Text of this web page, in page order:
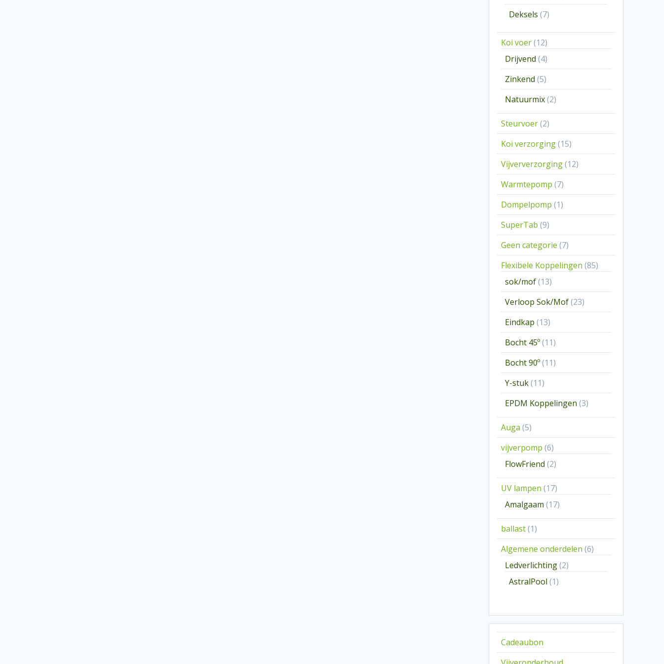
producten
Deksels 77
Koi voer 1212
producten
Drijvend 44
producten
Zinkend 55
producten
Natuurmix 22
producten
Steurvoer 22
producten
Koi verzorging 1515
producten
Vijververzorging 1212
producten
Warmtepomp 77
producten
Dompelpomp 11
product
SuperTab 99
producten
Geen categorie 77
producten
Flexibele Koppelingen 8585
sok/mof 1313
producten
Verloop Sok/Mof 2323
producten
Eindkap 1313
producten
Bocht 45º 1111
producten
Bocht 90º 1111
producten
Y-stuk 1111
producten
EPDM Koppelingen 33
producten
Auga 55
producten
vijverpomp 66
producten
FlowFriend 22
producten
UV lampen 1717
producten
Amalgaam 1717
producten
ballast 11
product
Algemene onderdelen 66
Ledverlichting 22
AstralPool 11
Cadeaubon